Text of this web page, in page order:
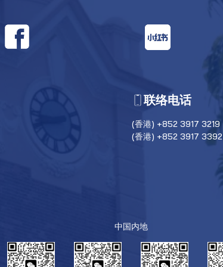
联络电话
(香港) +852 3917 3219
(香港) +852 3917 3392
中国内地